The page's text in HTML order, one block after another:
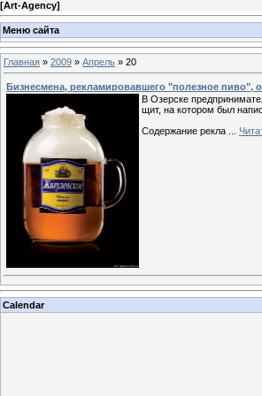
[Art-Agency]
Меню сайта
Главная » 2009 » Апрель » 20
Бизнесмена, рекламировавшего "полезное пиво",
В Озерске
щит, на котором был
Содержание рекла
Calendar